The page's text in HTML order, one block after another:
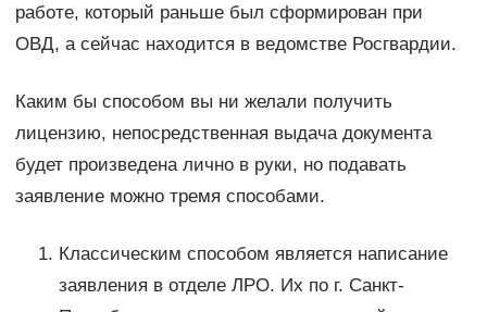
работе, который раньше был сформирован при
ОВД, а сейчас находится в ведомстве Росгвардии.
Каким бы способом вы ни желали получить
лицензию, непосредственная выдача документа
будет произведена лично в руки, но подавать
заявление можно тремя способами.
Классическим способом является написание
заявления в отделе ЛРО. Их по г. Санкт-